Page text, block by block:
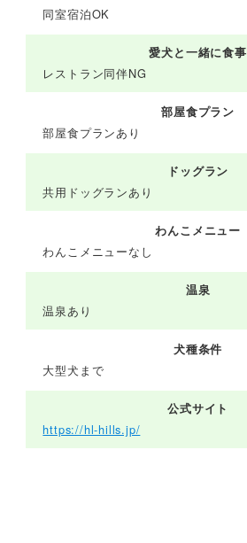
同室宿泊OK
愛犬と一緒に食事
レストラン同伴NG
部屋食プラン
部屋食プランあり
ドッグラン
共用ドッグランあり
わんこメニュー
わんこメニューなし
温泉
温泉あり
犬種条件
大型犬まで
公式サイト
https://hl-hills.jp/